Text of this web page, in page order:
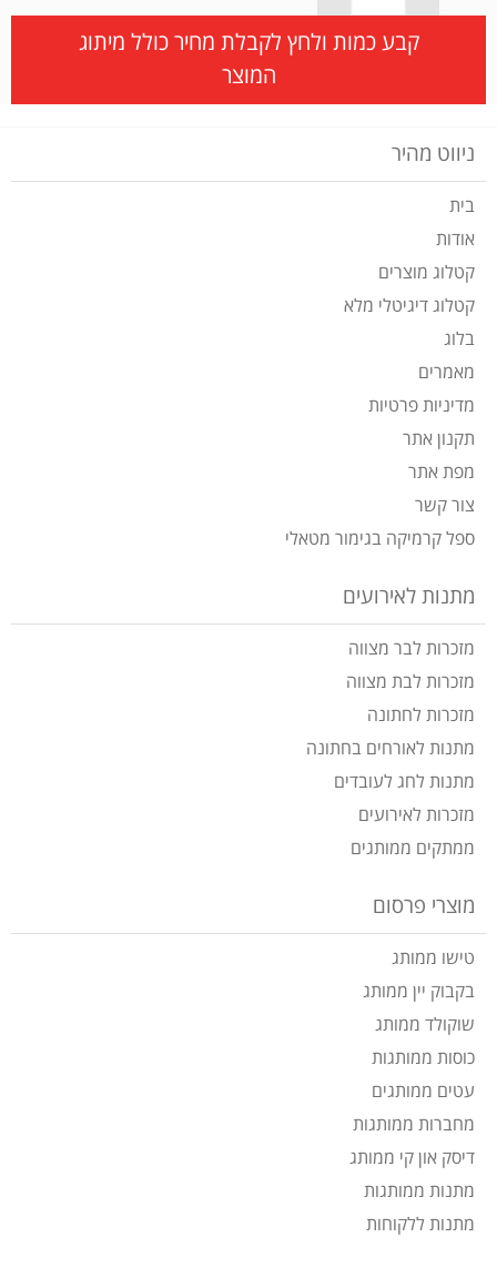
קבע כמות ולחץ לקבלת מחיר כולל מיתוג
המוצר
ניווט מהיר
בית
אודות
קטלוג מוצרים
קטלוג דיגיטלי מלא
בלוג
מאמרים
מדיניות פרטיות
תקנון אתר
מפת אתר
צור קשר
ספל קרמיקה בגימור מטאלי
מתנות לאירועים
מזכרות לבר מצווה
מזכרות לבת מצווה
מזכרות לחתונה
מתנות לאורחים בחתונה
מתנות לחג לעובדים
מזכרות לאירועים
ממתקים ממותגים
מוצרי פרסום
טישו ממותג
בקבוק יין ממותג
שוקולד ממותג
כוסות ממותגות
עטים ממותגים
מחברות ממותגות
דיסק און קי ממותג
מתנות ממותגות
מתנות ללקוחות